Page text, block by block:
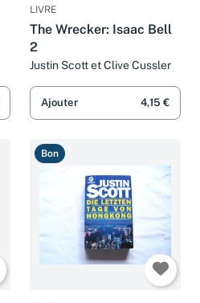
LIVRE
The Wrecker: Isaac Bell
2
Justin Scott et Clive Cussler
Ajouter 4,15 €
Bon